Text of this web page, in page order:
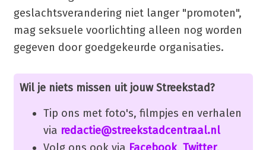
geslachtsverandering niet langer "promoten",
mag seksuele voorlichting alleen nog worden
gegeven door goedgekeurde organisaties.
Wil je niets missen uit jouw Streekstad?
Tip ons met foto's, filmpjes en verhalen
via redactie@streekstadcentraal.nl